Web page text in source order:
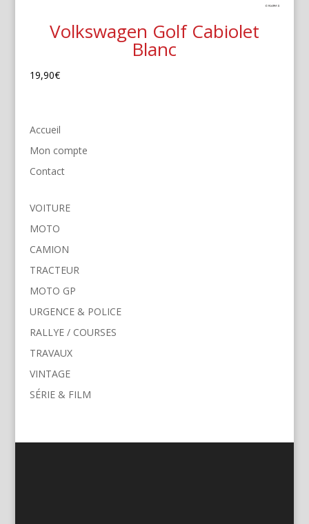
Volkswagen Golf Cabiolet
Blanc
19,90€
Accueil
Mon compte
Contact
VOITURE
MOTO
CAMION
TRACTEUR
MOTO GP
URGENCE & POLICE
RALLYE / COURSES
TRAVAUX
VINTAGE
SÉRIE & FILM